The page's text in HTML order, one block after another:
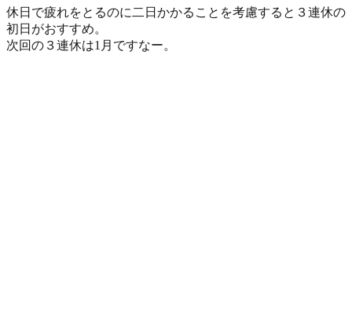
休日で疲れをとるのに二日かかることを考慮すると３連休の
初日がおすすめ。
次回の３連休は1月ですなー。